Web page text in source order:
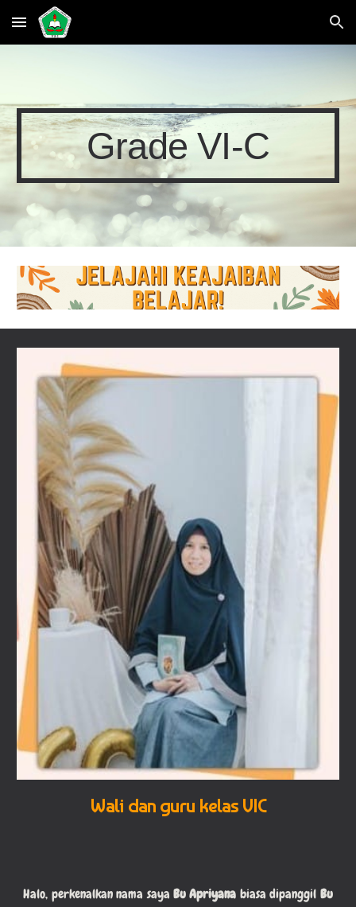
Skip to main content Skip to navigation
Grade VI-C
Wali dan guru kelas VIC
Halo, perkenalkan nama saya Bu Apriyana biasa dipanggil Bu